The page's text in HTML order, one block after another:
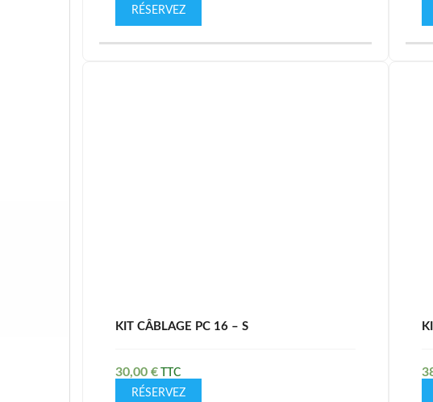
RÉSERVEZ
KIT CÂBLAGE PC 16 – S
30,00 €
RÉSERVEZ